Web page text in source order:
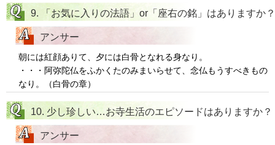
9. 「お気に入りの法語」or「座右の銘」はありますか？
アンサー
朝には紅顔ありて、夕には白骨となれる身なり。
・・・阿弥陀仏をふかくたのみまいらせて、念仏もうすべきもの
なり。（白骨の章）
10. 少し珍しい…お寺生活のエピソードはありますか？
アンサー